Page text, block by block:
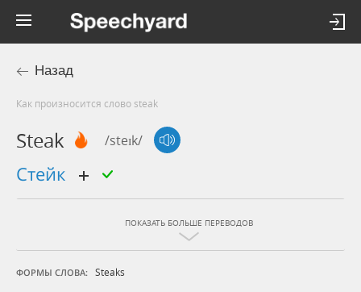
Назад
Как произносится слово steak
Steak /steɪk/
стейк
ПОКАЗАТЬ БОЛЬШЕ ПЕРЕВОДОВ
ФОРМЫ СЛОВА: Steaks